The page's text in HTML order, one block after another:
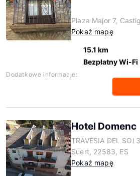
Plaza Major 7,
Pokaż mapę
15.1 km
Bezpłatny Wi-Fi
Dodatkowe informacje:
Hotel Domenc
TRAVESIA DEL SOl
Suert, 22583, ES
Pokaż mapę